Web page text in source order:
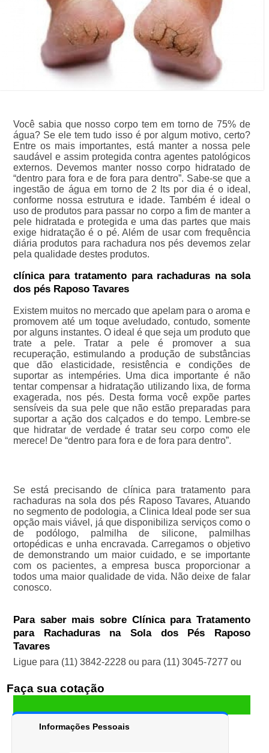
Você sabia que nosso corpo tem em torno de 75% de
água? Se ele tem tudo isso é por algum motivo, certo?
Entre os mais importantes, está manter a nossa pele
saudável e assim protegida contra agentes patológicos
externos. Devemos manter nosso corpo hidratado de
“dentro para fora e de fora para dentro”. Sabe-se que a
ingestão de água em torno de 2 lts por dia é o ideal,
conforme nossa estrutura e idade. Também é ideal o
uso de produtos para passar no corpo a fim de manter a
pele hidratada e protegida e uma das partes que mais
exige hidratação é o pé. Além de usar com frequência
diária produtos para rachadura nos pés devemos zelar
pela qualidade destes produtos.
clínica para tratamento para rachaduras na sola
dos pés Raposo Tavares
Existem muitos no mercado que apelam para o aroma e
promovem até um toque aveludado, contudo, somente
por alguns instantes. O ideal é que seja um produto que
trate a pele. Tratar a pele é promover a sua
recuperação, estimulando a produção de substâncias
que dão elasticidade, resistência e condições de
suportar as intempéries. Uma dica importante é não
tentar compensar a hidratação utilizando lixa, de forma
exagerada, nos pés. Desta forma você expõe partes
sensíveis da sua pele que não estão preparadas para
suportar a ação dos calçados e do tempo. Lembre-se
que hidratar de verdade é tratar seu corpo como ele
merece! De “dentro para fora e de fora para dentro”.
Se está precisando de clínica para tratamento para
rachaduras na sola dos pés Raposo Tavares, Atuando
no segmento de podologia, a Clinica Ideal pode ser sua
opção mais viável, já que disponibiliza serviços como o
de podólogo, palmilha de silicone, palmilhas
ortopédicas e unha encravada. Carregamos o objetivo
de demonstrando um maior cuidado, e se importante
com os pacientes, a empresa busca proporcionar a
todos uma maior qualidade de vida. Não deixe de falar
conosco.
Para saber mais sobre Clínica para Tratamento
para Rachaduras na Sola dos Pés Raposo
Tavares
Ligue para (11) 3842-2228ou para (11) 3045-7277 ou
Faça sua cotação
Informações Pessoais